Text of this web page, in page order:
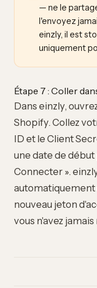
— ne le
l'envoyez
einzly, il est
uniquement
Étape 7 : Coller
Dans einzly,
Shopify. Collez
ID et le Client
une date de
Connecter ».
nouveau jeton
vous n'avez